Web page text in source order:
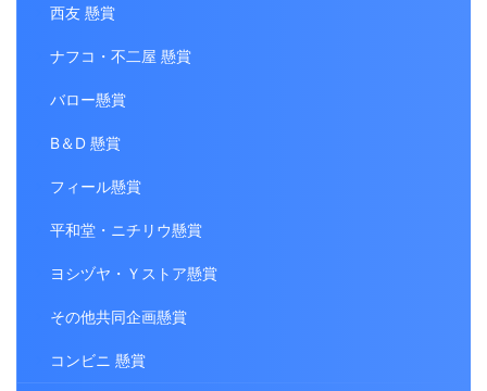
西友 懸賞
ナフコ・不二屋 懸賞
バロー懸賞
B＆D 懸賞
フィール懸賞
平和堂・ニチリウ懸賞
ヨシヅヤ・Ｙストア懸賞
その他共同企画懸賞
コンビニ 懸賞